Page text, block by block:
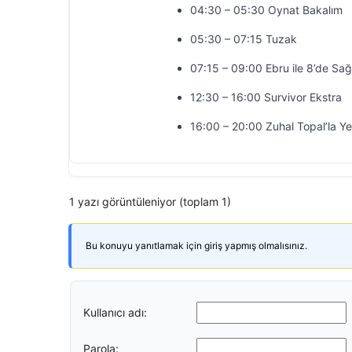
04:30 – 05:30 Oynat Bakalım
05:30 – 07:15 Tuzak
07:15 – 09:00 Ebru ile 8’de
12:30 – 16:00 Survivor Ekstra
16:00 – 20:00 Zuhal Topal’la
1 yazı görüntüleniyor (toplam 1)
Bu konuyu yanıtlamak için giriş yapmış olmalısınız.
Kullanıcı adı:
Parola: